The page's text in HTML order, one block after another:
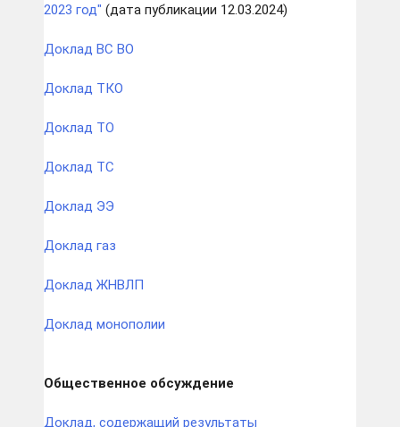
2023 год" (дата публикации 12.03.2024)
Доклад ВС ВО
Доклад ТКО
Доклад ТО
Доклад ТС
Доклад ЭЭ
Доклад газ
Доклад ЖНВЛП
Доклад монополии
Общественное обсуждение
Доклад, содержащий результаты